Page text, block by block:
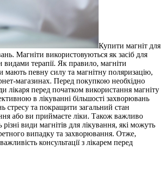
Купити мaгніт для
Магніти використовуються як засіб для
терапії. Як правило, магніти
мають певну силу та магнітну поляризацію,
магазинах. Перед покупкою необхідно
лікаря перед початком використання магніту
в лікуванні більшості захворювань
стресу та покращити загальний стан
або ви приймаєте ліки. Також важливо
види магнітів для лікування, які можуть
випадку та захворювання. Отже,
консультації з лікарем перед